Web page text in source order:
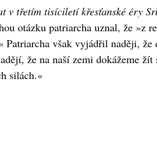
v třetím tisíciletí křesťanské éry
otázku patriarcha uznal, že »z
Patriarcha však vyjádřil naději,
že na naší zemi dokážeme
silách.«